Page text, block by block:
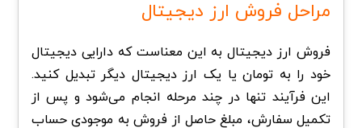
مراحل فروش ارز دیجیتال
فروش ارز دیجیتال به این معناست که دارایی دیجیتال
خود را به تومان یا یک ارز دیجیتال دیگر تبدیل کنید.
این فرآیند تنها در چند مرحله انجام می‌شود و پس از
تکمیل سفارش، مبلغ حاصل از فروش به موجودی حساب